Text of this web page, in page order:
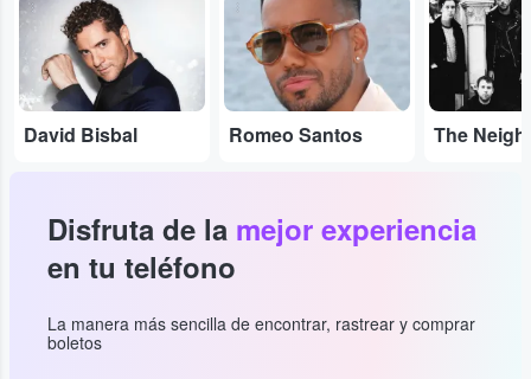
...
David Bisbal
...
Romeo Santos
...
Disfruta de la mejor experiencia
en tu teléfono
La manera más sencilla de encontrar, rastrear y comprar
boletos